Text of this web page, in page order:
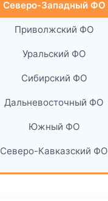
Северо-Западный ФО
Приволжский ФО
Уральский ФО
Сибирский ФО
Дальневосточный ФО
Южный ФО
Северо-Кавказский ФО